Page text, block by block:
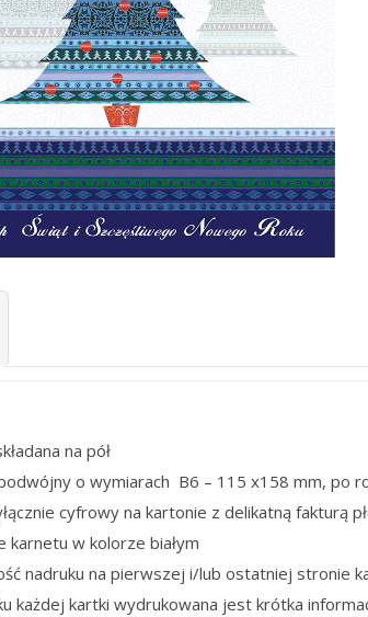
na pół
o wymiarach B6 – 115 x158 mm, po
cyfrowy na kartonie z delikatną fakturą
karnetu w kolorze białym
nadruku na pierwszej i/lub ostatniej stronie
każdej kartki wydrukowana jest krótka